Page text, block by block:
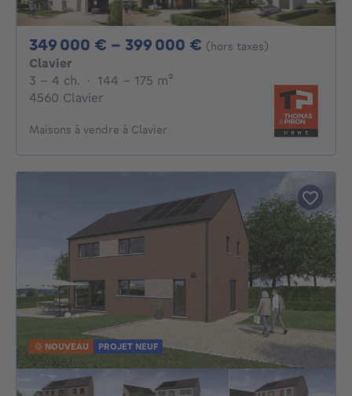
349 000 € - 399 000 € De 349000€ À
(hors taxes)
Clavier
3 - 4 Chambres
3 - 4 ch. · 144 - 175 m²
4560 Clavier
Maisons à vendre à Clavier
NOUVEAU PROJET NEUF